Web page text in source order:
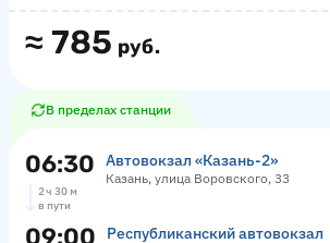
≈ 785 руб.
В пределах станции
06:30 Автовокзал «‎Казань-2»
Казань, улица Воровского, 33
2 ч 30 м
в пути
09:00 Республиканский автовокзал